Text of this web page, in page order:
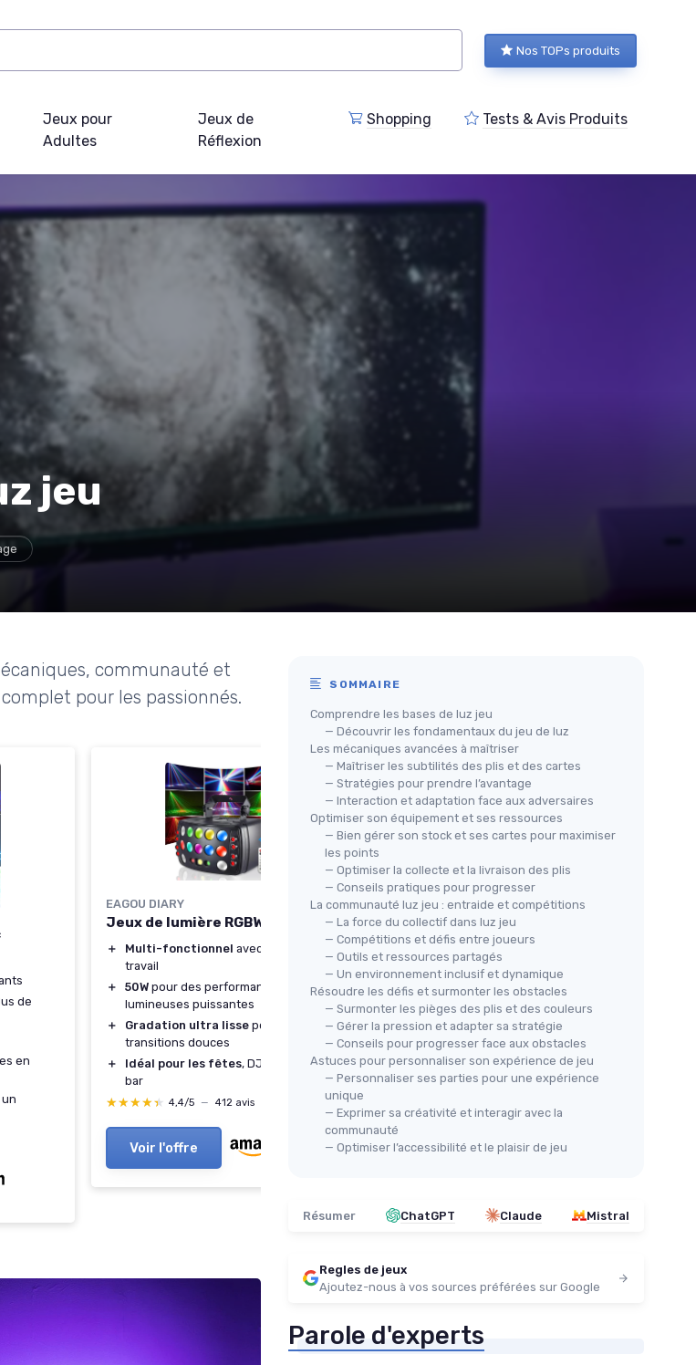
Nos TOPs produits
Jeux pour
Adultes
Jeux de
Réflexion
Shopping Tests & Avis Produits
jeu
communauté et
pour les passionnés.
de
en
EAGOU DIARY
Jeux de lumière RGBW LED 4 en 1
＋ Multi-fonctionnel avec 4 modes de
travail
＋
50W pour des performances
lumineuses puissantes
＋
Gradation ultra lisse pour des
transitions douces
＋
Idéal pour les fêtes, DJ, maison et
bar
★★★★★
★★★★★ 4,4/5 — 412 avis
Voir l'offre
Luz - Jeu de Plis
＋ Amusantetsurprenant
＋ Interactivitéentre les joueurs
innovante
＋ Ambiance conviviale
★★★★★
★★★★★ 4,6/5 — 7 avis
SOMMAIRE
Comprendre les bases de luz jeu
— Découvrir les fondamentaux du jeu de luz
Les mécaniques avancées à maîtriser
— Maîtriser les subtilités des plis et des cartes
— Stratégies pour prendre l’avantage
— Interaction et adaptation face aux adversaires
Optimiser son équipement et ses ressources
— Bien gérer son stock et ses cartes pour maximiser
les points
— Optimiser la collecte et la livraison des plis
— Conseils pratiques pour progresser
La communauté luz jeu : entraide et compétitions
— La force du collectif dans luz jeu
— Compétitions et défis entre joueurs
— Outils et ressources partagés
— Un environnement inclusif et dynamique
Résoudre les défis et surmonter les obstacles
— Surmonter les pièges des plis et des couleurs
— Gérer la pression et adapter sa stratégie
— Conseils pour progresser face aux obstacles
Astuces pour personnaliser son expérience de jeu
— Personnaliser ses parties pour une expérience
unique
— Exprimer sa créativité et interagir avec la
communauté
— Optimiser l’accessibilité et le plaisir de jeu
Résumer ChatGPT Claude Mistral
Regles de jeux
Ajoutez-nous à vos sources préférées sur Google
Parole d'experts